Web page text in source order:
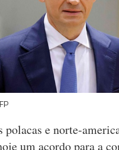
polacas e norte-
um acordo para a